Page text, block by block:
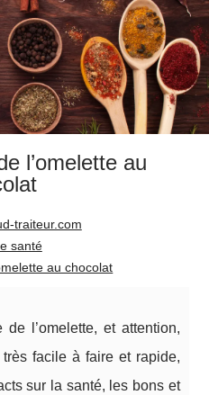
l’omelette au
traiteur.com
santé
au chocolat
l’omelette, et attention,
facile à faire et rapide,
sur la santé, les bons et